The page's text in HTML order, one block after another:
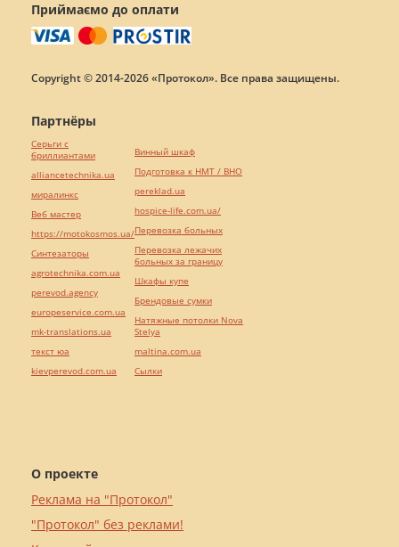
Приймаємо до оплати
Copyright © 2014-2026 «Протокол». Все права защищены.
О проекте
Реклама на "Протокол"
"Протокол" без реклами!
Партнёры
Серьги с
бриллиантами
alliancetechnika.ua
миралинкс
Веб мастер
https://motokosmos.ua/
Синтезаторы
agrotechnika.com.ua
perevod.agency
europeservice.com.ua
mk-translations.ua
текст юа
kievperevod.com.ua
Винный шкаф
Подготовка к НМТ / ВНО
pereklad.ua
hospice-life.com.ua/
Перевозка больных
Перевозка лежачих
больных за границу
Шкафы купе
Брендовые сумки
Натяжные потолки Nova
Stelya
maltina.com.ua
Cылки